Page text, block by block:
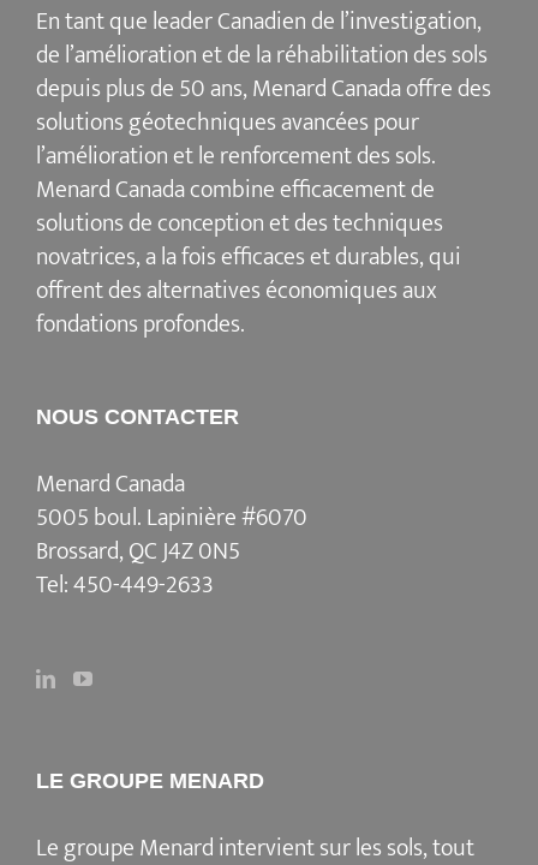
En tant que leader Canadien de l’investigation,
de l’amélioration et de la réhabilitation des sols
depuis plus de 50 ans, Menard Canada offre des
solutions géotechniques avancées pour
l’amélioration et le renforcement des sols.
Menard Canada combine efficacement de
solutions de conception et des techniques
novatrices, a la fois efficaces et durables, qui
offrent des alternatives économiques aux
fondations profondes.
NOUS CONTACTER
Menard Canada
5005 boul. Lapinière #6070
Brossard, QC J4Z 0N5
Tel:450-449-2633
LE GROUPE MENARD
Le groupe Menard intervient sur les sols, tout